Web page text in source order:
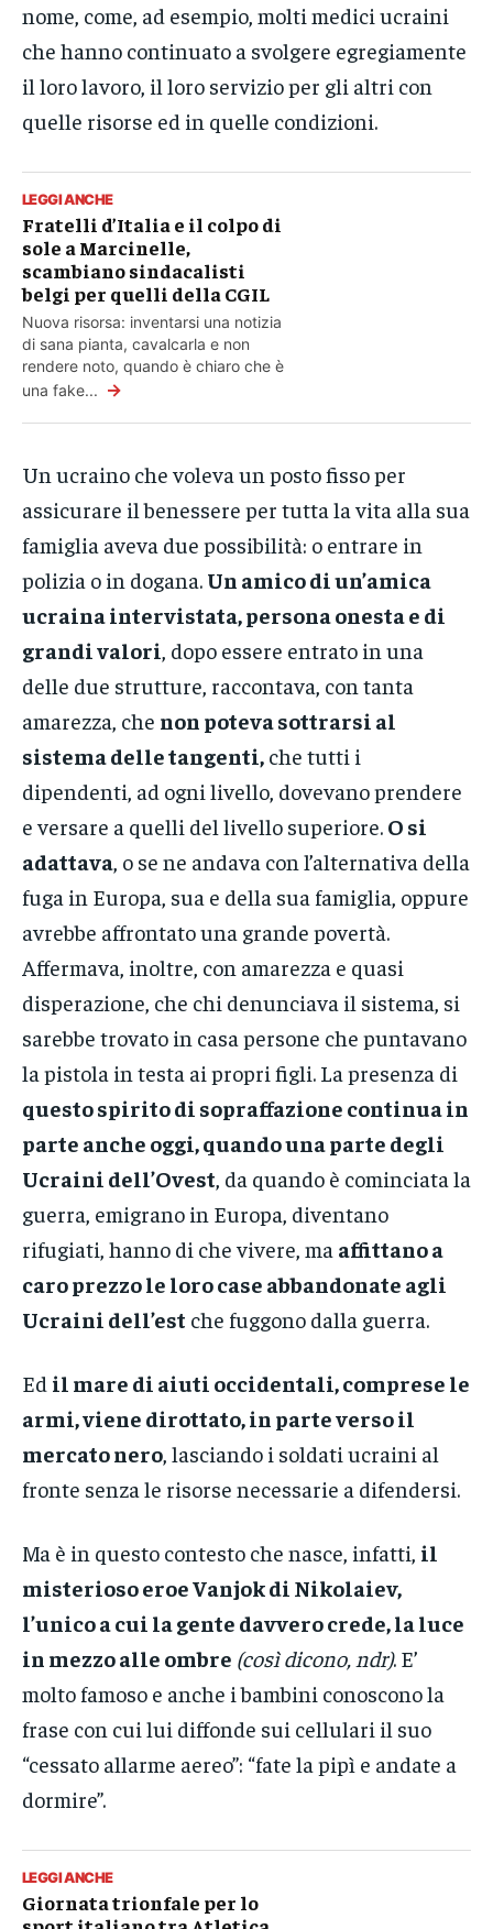
nome, come, ad esempio, molti medici ucraini
che hanno continuato a svolgere egregiamente
il loro lavoro, il loro servizio per gli altri con
quelle risorse ed in quelle condizioni.
LEGGI ANCHE
Fratelli d’Italia e il colpo di
sole a Marcinelle,
scambiano sindacalisti
belgi per quelli della CGIL
Nuova risorsa: inventarsi una notizia
di sana pianta, cavalcarla e non
rendere noto, quando è chiaro che è
una fake... →
Un ucraino che voleva un posto fisso per
assicurare il benessere per tutta la vita alla sua
famiglia aveva due possibilità: o entrare in
polizia o in dogana. Un amico di un’amica
ucraina intervistata, persona onesta e di
grandi valori, dopo essere entrato in una
delle due strutture, raccontava, con tanta
amarezza, che non poteva sottrarsi al
sistema delle tangenti, che tutti i
dipendenti, ad ogni livello, dovevano prendere
e versare a quelli del livello superiore. O si
adattava, o se ne andava con l’alternativa della
fuga in Europa, sua e della sua famiglia, oppure
avrebbe affrontato una grande povertà.
Affermava, inoltre, con amarezza e quasi
disperazione, che chi denunciava il sistema, si
sarebbe trovato in casa persone che puntavano
la pistola in testa ai propri figli. La presenza di
questo spirito di sopraffazione continua in
parte anche oggi, quando una parte degli
Ucraini dell’Ovest, da quando è cominciata la
guerra, emigrano in Europa, diventano
rifugiati, hanno di che vivere, ma affittano a
caro prezzo le loro case abbandonate agli
Ucraini dell’est che fuggono dalla guerra.
Ed il mare di aiuti occidentali, comprese le
armi, viene dirottato, in parte verso il
mercato nero, lasciando i soldati ucraini al
fronte senza le risorse necessarie a difendersi.
Ma è in questo contesto che nasce, infatti, il
misterioso eroe Vanjok di Nikolaiev,
l’unico a cui la gente davvero crede, la luce
in mezzo alle ombre (così dicono, ndr). E’
molto famoso e anche i bambini conoscono la
frase con cui lui diffonde sui cellulari il suo
“cessato allarme aereo”: “fate la pipì e andate a
dormire”.
LEGGI ANCHE
Giornata trionfale per lo